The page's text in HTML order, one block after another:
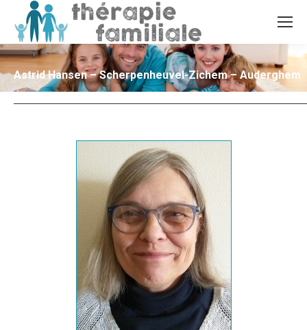
Astrid Hansen – Scherpenheuvel-Zichem – Auderghem